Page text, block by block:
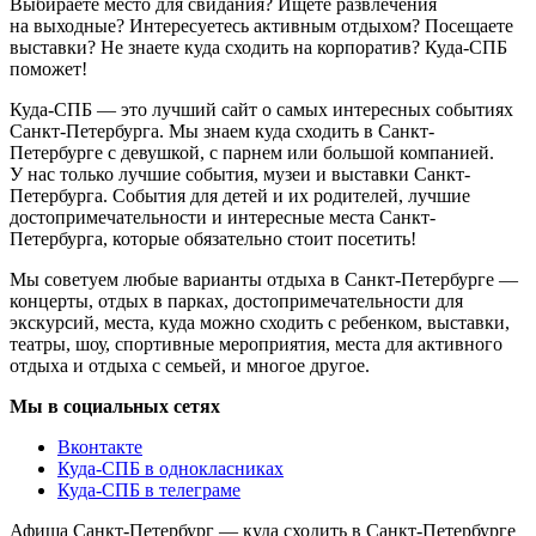
на выходные? Интересуетесь активным отдыхом? Посещаете
выставки? Не знаете куда сходить на корпоратив? Куда-СПБ
поможет!
Куда-СПБ — это лучший сайт о самых интересных событиях
Санкт-Петербурга. Мы знаем куда сходить в Санкт-
Петербурге с девушкой, с парнем или большой компанией.
У нас только лучшие события, музеи и выставки Санкт-
Петербурга. События для детей и их родителей, лучшие
достопримечательности и интересные места Санкт-
Петербурга, которые обязательно стоит посетить!
Мы советуем любые варианты отдыха в Санкт-Петербурге —
концерты, отдых в парках, достопримечательности для
экскурсий, места, куда можно сходить с ребенком, выставки,
театры, шоу, спортивные мероприятия, места для активного
отдыха и отдыха с семьей, и многое другое.
Мы в социальных сетях
Вконтакте
Куда-СПБ в однокласниках
Куда-СПБ в телеграме
Афиша Санкт-Петербург — куда сходить в Санкт-Петербурге